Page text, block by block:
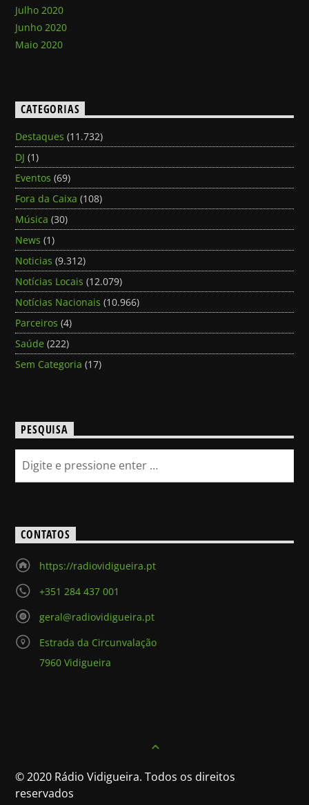
Julho 2020
Junho 2020
Maio 2020
CATEGORIAS
Destaques (11.732)
DJ (1)
Eventos (69)
Fora da Caixa (108)
Música (30)
News (1)
Noticias (9.312)
Notícias Locais (12.079)
Notícias Nacionais (10.966)
Parceiros (4)
Saúde (222)
Sem Categoria (17)
PESQUISA
CONTATOS
https://radiovidigueira.pt
+351 284 437 001
geral@radiovidigueira.pt
Estrada da Circunvalação
7960 Vidigueira
© 2020 Rádio Vidigueira. Todos os direitos
reservados